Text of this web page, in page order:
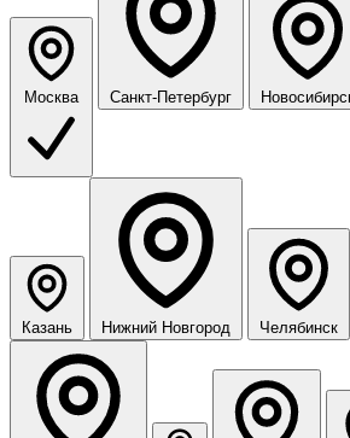
Москва Санкт-Петербург
Казань Нижний Новгород Челябинск